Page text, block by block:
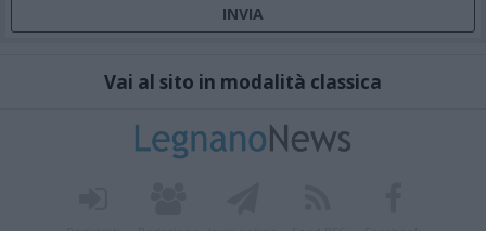
Vai al sito in modalità classica